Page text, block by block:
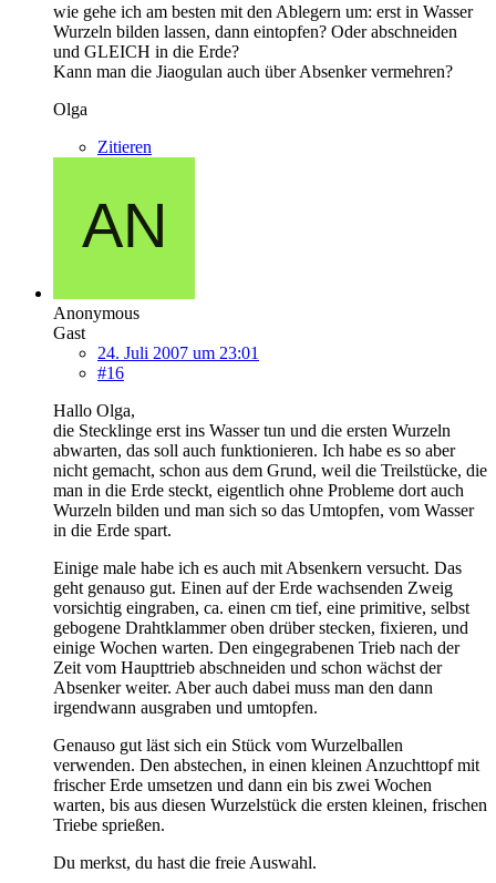
wie gehe ich am besten mit den Ablegern um: erst in Wasser
Wurzeln bilden lassen, dann eintopfen? Oder abschneiden
und GLEICH in die Erde?
Kann man die Jiaogulan auch über Absenker vermehren?
Olga
Zitieren
Anonymous
Gast
24. Juli 2007 um 23:01
#16
Hallo Olga,
die Stecklinge erst ins Wasser tun und die ersten Wurzeln
abwarten, das soll auch funktionieren. Ich habe es so aber
nicht gemacht, schon aus dem Grund, weil die Treilstücke, die
man in die Erde steckt, eigentlich ohne Probleme dort auch
Wurzeln bilden und man sich so das Umtopfen, vom Wasser
in die Erde spart.
Einige male habe ich es auch mit Absenkern versucht. Das
geht genauso gut. Einen auf der Erde wachsenden Zweig
vorsichtig eingraben, ca. einen cm tief, eine primitive, selbst
gebogene Drahtklammer oben drüber stecken, fixieren, und
einige Wochen warten. Den eingegrabenen Trieb nach der
Zeit vom Haupttrieb abschneiden und schon wächst der
Absenker weiter. Aber auch dabei muss man den dann
irgendwann ausgraben und umtopfen.
Genauso gut läst sich ein Stück vom Wurzelballen
verwenden. Den abstechen, in einen kleinen Anzuchttopf mit
frischer Erde umsetzen und dann ein bis zwei Wochen
warten, bis aus diesen Wurzelstück die ersten kleinen, frischen
Triebe sprießen.
Du merkst, du hast die freie Auswahl.